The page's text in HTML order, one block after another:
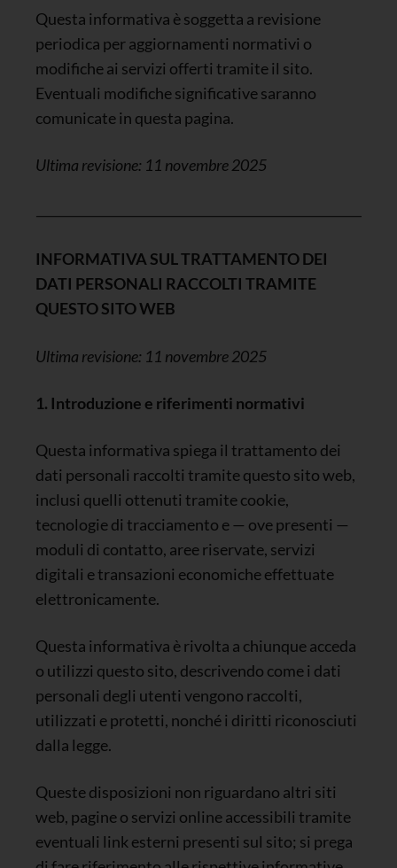
Questa informativa è soggetta a revisione
periodica per aggiornamenti normativi o
modifiche ai servizi offerti tramite il sito.
Eventuali modifiche significative saranno
comunicate in questa pagina.
Ultima revisione: 11 novembre 2025
INFORMATIVA SUL TRATTAMENTO DEI
DATI PERSONALI RACCOLTI TRAMITE
QUESTO SITO WEB
Ultima revisione: 11 novembre 2025
1. Introduzione e riferimenti normativi
Questa informativa spiega il trattamento dei
dati personali raccolti tramite questo sito web,
inclusi quelli ottenuti tramite cookie,
tecnologie di tracciamento e — ove presenti —
moduli di contatto, aree riservate, servizi
digitali e transazioni economiche effettuate
elettronicamente.
Questa informativa è rivolta a chiunque acceda
o utilizzi questo sito, descrivendo come i dati
personali degli utenti vengono raccolti,
utilizzati e protetti, nonché i diritti riconosciuti
dalla legge.
Queste disposizioni non riguardano altri siti
web, pagine o servizi online accessibili tramite
eventuali link esterni presenti sul sito; si prega